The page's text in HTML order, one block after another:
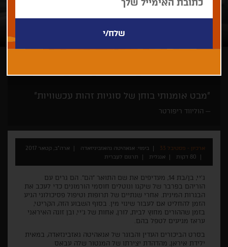
"מבט אומנותי בוחן של סוגיות זהות עכשוויות"
הוליווד ריפורטר
ארכיון - פסטיבל 33 בימוי: אנאהיטה גהאזביניזאדה
ארה"ב, קטאר 2017
80 דקות
אנגלית תרגום לעברית
ג'יי, בן/בת 14, מעדיפים את שם התואר "הם". הם גרים עם
הוריהם בפרבר של שיקגו ונוטלים חוסמי הורמונים כדי לעכב את
הבגרות המינית. אחרי שנתיים של תרופות וטיפול פסיכולוגי הגיע
הזמן להחליט אם לעבור שינוי מין. בסוף השבוע הזה, הקריטי,
בזמן שההורים מחוץ לבית, לורן, אחות של ג'יי, ובן זוגה האיראני
עראז מגיעים לטפל בהם.
בסרט הביכורים העדין והבוגר של אנאהיטה גאזבינזאדה, במאית
ילידת איראן, מהדהדת יצירתו של המנטור שלה עבאס